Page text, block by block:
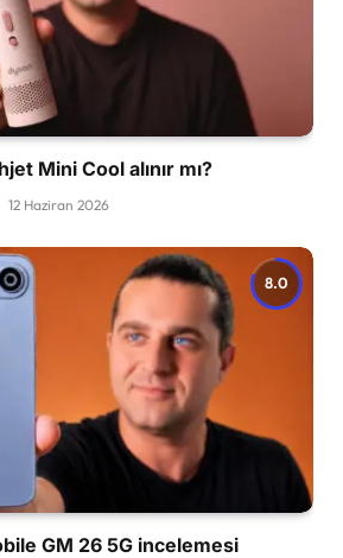
Mini Cool alınır mı?
12 Haziran 2026
8.0
GM 26 5G incelemesi